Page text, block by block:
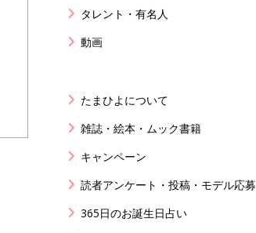
タレント・有名人
動画
たまひよについて
雑誌・絵本・ムック書籍
キャンペーン
読者アンケート・投稿・モデル応募
365日のお誕生日占い